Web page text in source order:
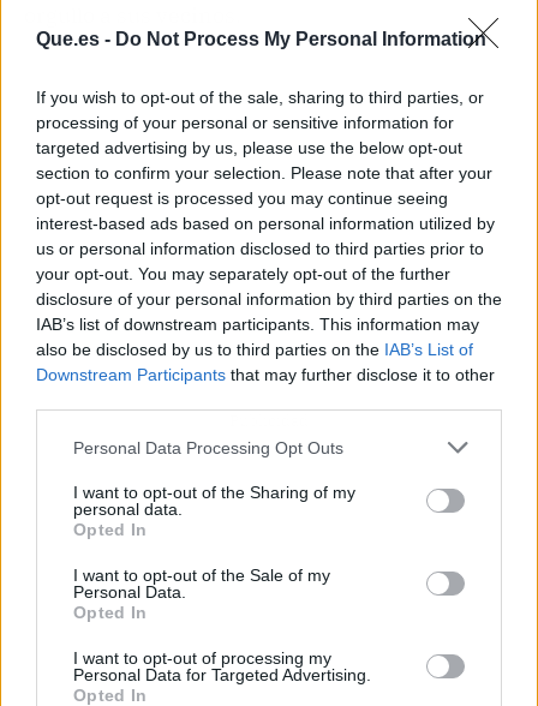
Que.es - Do Not Process My Personal Information
If you wish to opt-out of the sale, sharing to third parties, or
processing of your personal or sensitive information for
targeted advertising by us, please use the below opt-out
section to confirm your selection. Please note that after your
opt-out request is processed you may continue seeing
interest-based ads based on personal information utilized by
us or personal information disclosed to third parties prior to
your opt-out. You may separately opt-out of the further
disclosure of your personal information by third parties on the
IAB’s list of downstream participants. This information may
also be disclosed by us to third parties on the IAB’s List of
Downstream Participants that may further disclose it to other
Personal Data Processing Opt Outs
I want to opt-out of the Sharing of my
personal data.
Opted In
I want to opt-out of the Sale of my
Personal Data.
Opted In
I want to opt-out of processing my
Personal Data for Targeted Advertising.
Opted In